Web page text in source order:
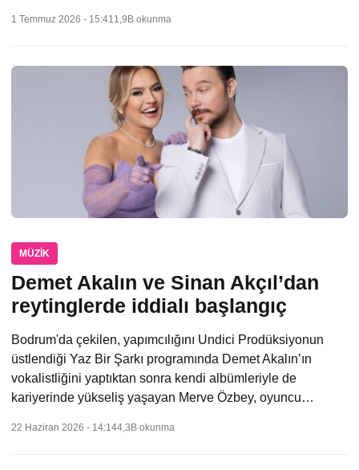
1 Temmuz 2026 - 15:411,9B okunma
MÜZIK
Demet Akalın ve Sinan Akçıl’dan
reytinglerde iddialı başlangıç
Bodrum'da çekilen, yapımcılığını Undici Prodüksiyonun
üstlendiği Yaz Bir Şarkı programında Demet Akalın’ın
vokalistliğini yaptıktan sonra kendi albümleriyle de
kariyerinde yükseliş yaşayan Merve Özbey, oyuncu…
22 Haziran 2026 - 14:144,3B okunma